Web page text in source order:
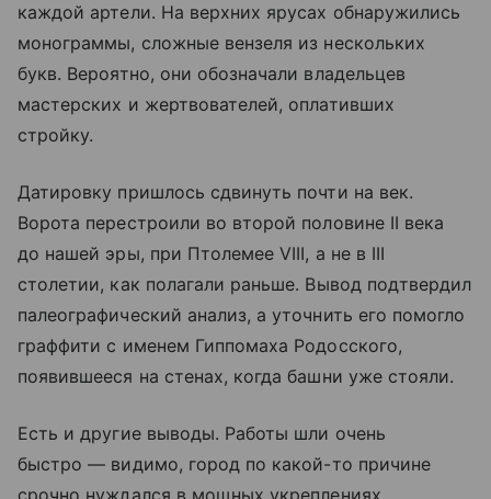
каждой артели. На верхних ярусах обнаружились
монограммы, сложные вензеля из нескольких
букв. Вероятно, они обозначали владельцев
мастерских и жертвователей, оплативших
стройку.
Датировку пришлось сдвинуть почти на век.
Ворота перестроили во второй половине II века
до нашей эры, при Птолемее VIII, а не в III
столетии, как полагали раньше. Вывод подтвердил
палеографический анализ, а уточнить его помогло
граффити с именем Гиппомаха Родосского,
появившееся на стенах, когда башни уже стояли.
Есть и другие выводы. Работы шли очень
быстро — видимо, город по какой-то причине